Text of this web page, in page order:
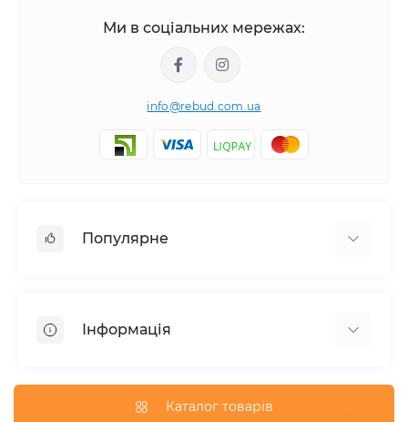
Ми в соціальних мережах:
info@rebud.com.ua
Популярне
Гіпсокартонні системи
Паркани та огорожі
Інформація
Каталог товарів